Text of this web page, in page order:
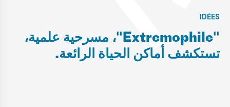
IDÉES
"Extremophile"، مسرحية علمية،
تستكشف أماكن الحياة الرائعة.